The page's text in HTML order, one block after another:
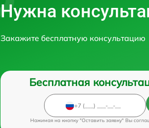
Нужна
Закажите бесплатную консультацию
Бесплатная
Нажимая на кнопку "Оставить заявку" Вы